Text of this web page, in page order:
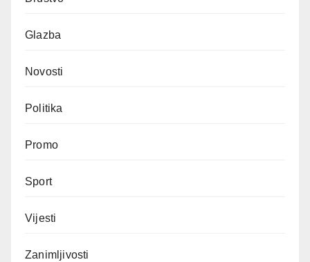
Glazba
Novosti
Politika
Promo
Sport
Vijesti
Zanimljivosti